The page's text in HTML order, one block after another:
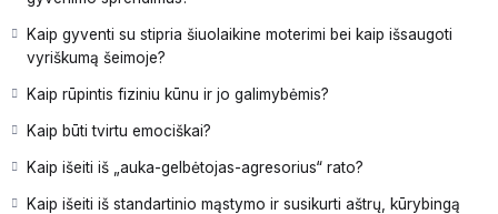
Kaip gyventi su stipria šiuolaikine moterimi bei kaip išsaugoti
vyriškumą šeimoje?
Kaip rūpintis fiziniu kūnu ir jo galimybėmis?
Kaip būti tvirtu emociškai?
Kaip išeiti iš „auka-gelbėtojas-agresorius“ rato?
Kaip išeiti iš standartinio mąstymo ir susikurti aštrų, kūrybingą